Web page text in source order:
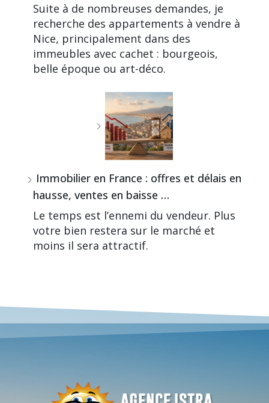
Suite à de nombreuses demandes, je
recherche des appartements à vendre à
Nice, principalement dans des
immeubles avec cachet : bourgeois,
belle époque ou art-déco.
Immobilier en France : offres et délais en
hausse, ventes en baisse …
Le temps est l’ennemi du vendeur. Plus
votre bien restera sur le marché et
moins il sera attractif.